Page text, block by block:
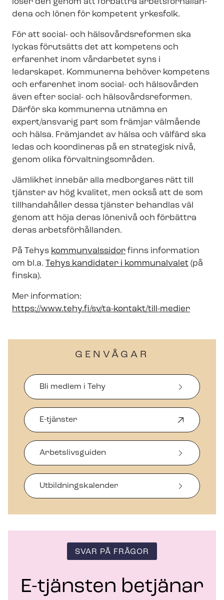
löser den genom att förbättra ar­bets­för­hål­lan­
de­na och lönen för kompetent yrkesfolk.
För att social- och häl­so­vårds­re­for­men ska
lyckas förutsätts det att kompetens och
erfarenhet inom vårdarbetet syns i
ledarskapet. Kommunerna behöver kompetens
och erfarenhet inom social- och hälsovården
även efter social- och häl­so­vårds­re­for­men.
Därför ska kommunerna utnämna en
expert/ansvarig part som främjar välmående
och hälsa. Främjandet av hälsa och välfärd ska
ledas och koordineras på en strategisk nivå,
genom olika för­valt­nings­om­rå­den.
Jämlikhet innebär alla medborgares rätt till
tjänster av hög kvalitet, men också att de som
tillhandahåller dessa tjänster behandlas väl
genom att höja deras lönenivå och förbättra
deras ar­bets­för­hål­lan­den.
På Tehys kommunvalssidor finns information
om bl.a. Tehys kandidater i kommunalvalet (på
finska).
Mer information:
https://www.tehy.fi/sv/ta-kontakt/till-medier
GENVÅGAR
Bli medlem i Tehy
E-tjänster
p
n
a
s
i
t
e
r
Arbetslivsguiden
Ut­bild­nings­ka­len­der
SVAR PÅ FRÅGOR
E-tjänsten betjänar